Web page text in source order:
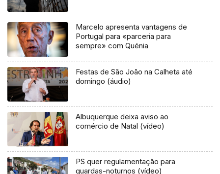
Marcelo apresenta vantagens de
Portugal para «parceria para
sempre» com Quénia
Festas de São João na Calheta até
domingo (áudio)
Albuquerque deixa aviso ao
comércio de Natal (vídeo)
PS quer regulamentação para
guardas-noturnos (vídeo)